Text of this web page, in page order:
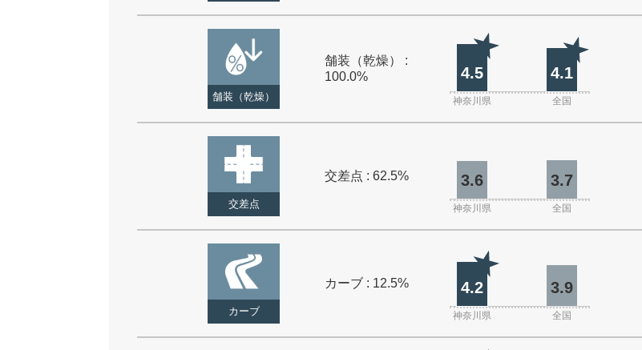
舗装（乾燥）
舗装（乾燥） :
100.0%
4.5 4.1
神奈川県 全国
交差点
交差点 : 62.5% 3.6 3.7
神奈川県 全国
カーブ
カーブ : 12.5% 4.2 3.9
神奈川県 全国